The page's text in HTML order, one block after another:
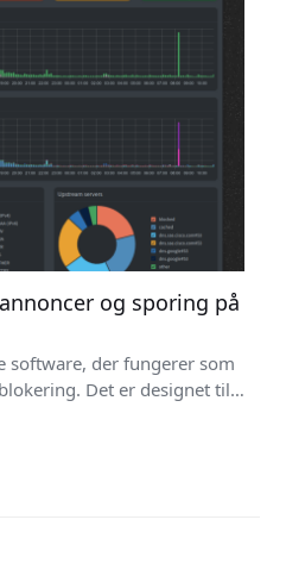
og sporing på
software, der fungerer som
Det er designet til…